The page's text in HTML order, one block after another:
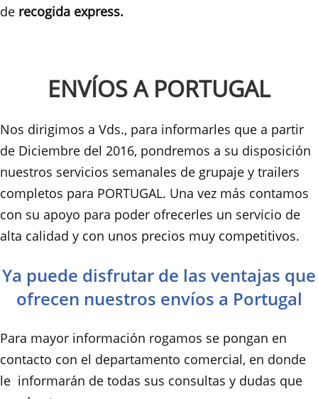
de recogida express.
ENVÍOS A PORTUGAL
Nos dirigimos a Vds., para informarles que a partir
de Diciembre del 2016, pondremos a su disposición
nuestros servicios semanales de grupaje y trailers
completos para PORTUGAL. Una vez más contamos
con su apoyo para poder ofrecerles un servicio de
alta calidad y con unos precios muy competitivos.
Ya puede disfrutar de las ventajas que
ofrecen nuestros envíos a Portugal
Para mayor información rogamos se pongan en
contacto con el departamento comercial, en donde
le informarán de todas sus consultas y dudas que